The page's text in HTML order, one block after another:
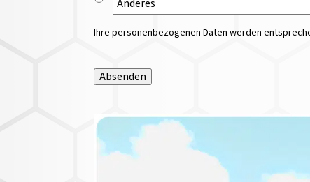
Ihre personenbezogenen Daten werden
Absenden